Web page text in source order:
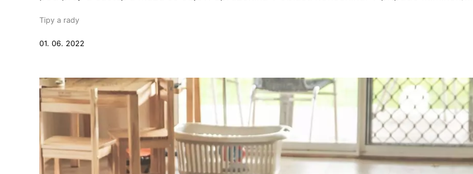
Tipy a rady
01. 06. 2022